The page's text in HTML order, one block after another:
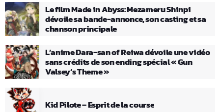
Le film Made in Abyss: Mezameru Shinpi
dévoile sa bande-annonce, son casting et sa
chanson principale
L’anime Dara-san of Reiwa dévoile une vidéo
sans crédits de son ending spécial « Gun
Valsey’s Theme »
Kid Pilote – Esprit de la course